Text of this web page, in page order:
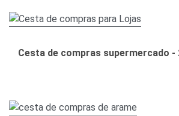
Cesta de compras supermercado -